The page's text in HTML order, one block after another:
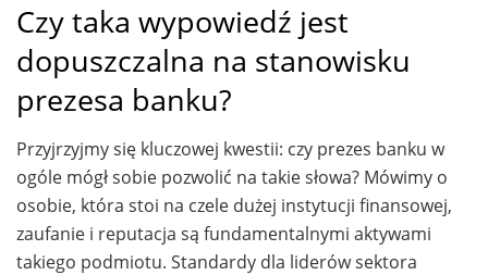
Czy taka wypowiedź jest
dopuszczalna na stanowisku
prezesa banku?
Przyjrzyjmy się kluczowej kwestii: czy prezes banku w
ogóle mógł sobie pozwolić na takie słowa? Mówimy o
osobie, która stoi na czele dużej instytucji finansowej,
zaufanie i reputacja są fundamentalnymi aktywami
takiego podmiotu. Standardy dla liderów sektora